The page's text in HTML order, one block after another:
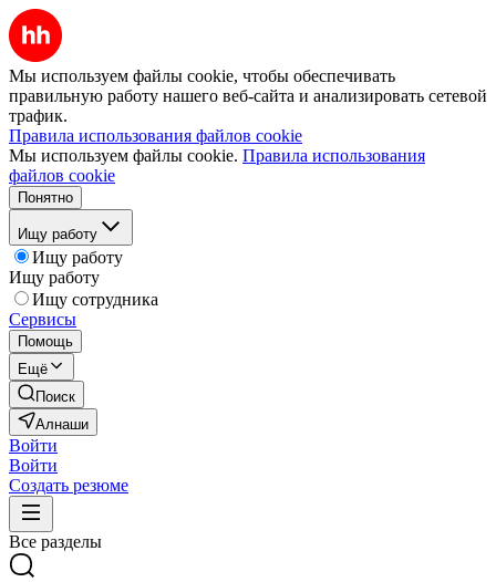
Мы используем файлы cookie, чтобы обеспечивать
правильную работу нашего веб-сайта и анализировать сетевой
трафик.
Правила использования файлов cookie
Мы используем файлы cookie. Правила использования
файлов cookie
Понятно
Ищу работу
Ищу работу
Ищу работу
Ищу сотрудника
Сервисы
Помощь
Ещё
Поиск
Алнаши
Войти
Войти
Создать резюме
Все разделы